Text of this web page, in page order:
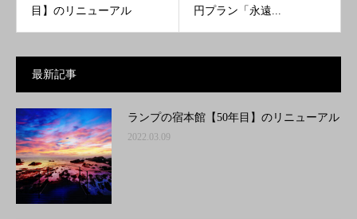
目】のリニューアル
円プラン「永遠...
最新記事
ランプの宿本館【50年目】のリニューアル
2022.03.09